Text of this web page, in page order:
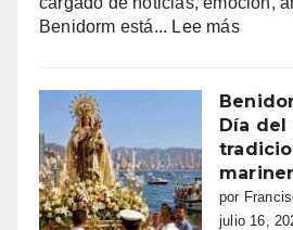
Benidorm está... Lee más:
la
euforia
y
la
Día del
por
julio 16,